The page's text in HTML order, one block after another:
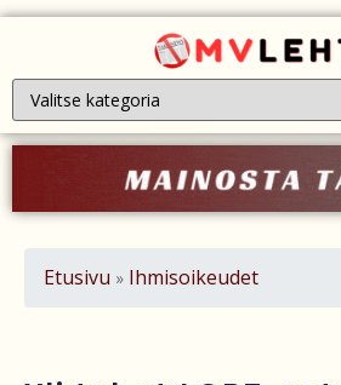
lentoasemalle
Justin Trudeau puolustautuu kritiikiltä
esiintymisen Kanadan MM-
kuukautisterveyden ja
Etusivu » Ihmisoikeudet